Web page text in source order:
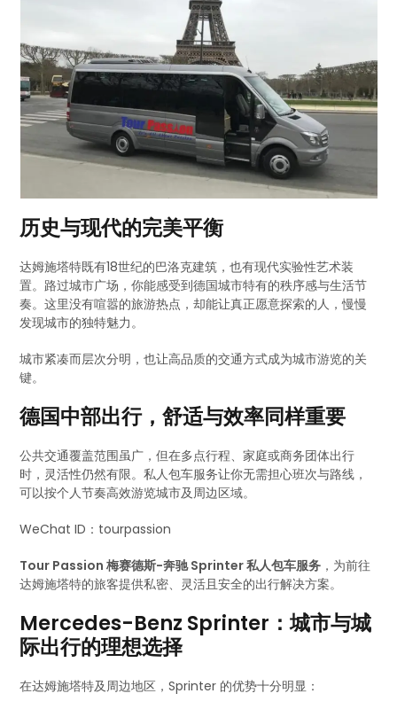
历史与现代的完美平衡
达姆施塔特既有18世纪的巴洛克建筑，也有现代实验性艺术装
置。路过城市广场，你能感受到德国城市特有的秩序感与生活节
奏。这里没有喧嚣的旅游热点，却能让真正愿意探索的人，慢慢
发现城市的独特魅力。
城市紧凑而层次分明，也让高品质的交通方式成为城市游览的关
键。
德国中部出行，舒适与效率同样重要
公共交通覆盖范围虽广，但在多点行程、家庭或商务团体出行
时，灵活性仍然有限。私人包车服务让你无需担心班次与路线，
可以按个人节奏高效游览城市及周边区域。
WeChat ID：tourpassion
Tour Passion 梅赛德斯-奔驰 Sprinter 私人包车服务 ，为前往
达姆施塔特的旅客提供私密、灵活且安全的出行解决方案。
Mercedes-Benz Sprinter：城市与城
际出行的理想选择
在达姆施塔特及周边地区，Sprinter 的优势十分明显：